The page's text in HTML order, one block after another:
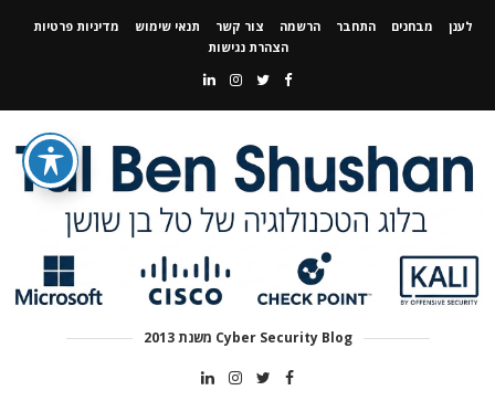
לענן מבחנים התחבר הרשמה צור קשר תנאי שימוש
מדיניות פרטיות
הצהרת נגישות
Cyber Security Blog משנת 2013